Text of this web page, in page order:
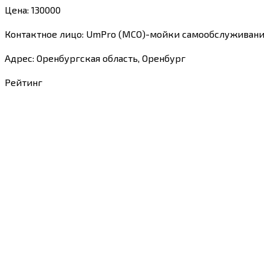
Цена: 130000
Контактное лицо: UmPro (МСО)-мойки
Адрес: Оренбургская область, Оренбург
Рейтинг